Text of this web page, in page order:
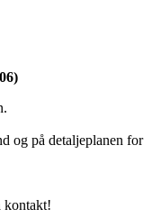
og på detaljeplanen for
kontakt!